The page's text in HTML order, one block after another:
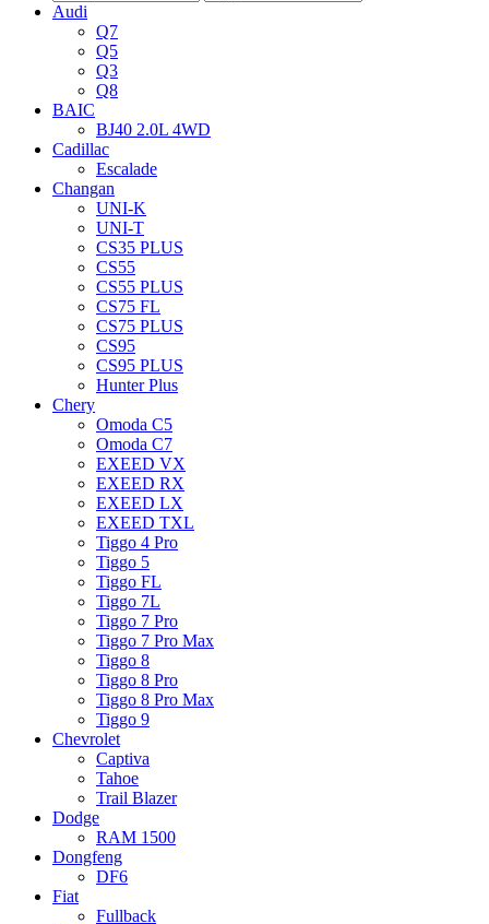
Audi
Q7
Q5
Q3
Q8
BAIC
BJ40 2.0L 4WD
Cadillac
Escalade
Changan
UNI-K
UNI-T
CS35 PLUS
CS55
CS55 PLUS
CS75 FL
CS75 PLUS
CS95
CS95 PLUS
Hunter Plus
Chery
Omoda C5
Omoda C7
EXEED VX
EXEED RX
EXEED LX
EXEED TXL
Tiggo 4 Pro
Tiggo 5
Tiggo FL
Tiggo 7L
Tiggo 7 Pro
Tiggo 7 Pro Max
Tiggo 8
Tiggo 8 Pro
Tiggo 8 Pro Max
Tiggo 9
Chevrolet
Captiva
Tahoe
Trail Blazer
Dodge
RAM 1500
Dongfeng
DF6
Fiat
Fullback